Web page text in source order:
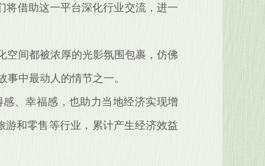
将借助这一平台深化行业交流，进一
空间都被浓厚的光影氛围包裹，仿佛
中最动人的情节之一。
、幸福感，也助力当地经济实现增
和零售等行业，累计产生经济效益